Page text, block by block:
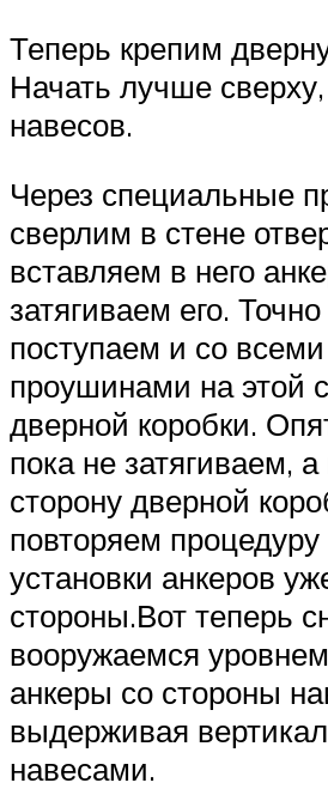
Теперь крепим
Начать лучше
навесов.
Через специальные
сверлим в стене
вставляем в него
затягиваем его.
поступаем и со
проушинами на этой
дверной коробки.
пока не затягиваем,
сторону дверной
повторяем
установки анкеров
стороны.Вот теперь
вооружаемся
анкеры со стороны
выдерживая
навесами.